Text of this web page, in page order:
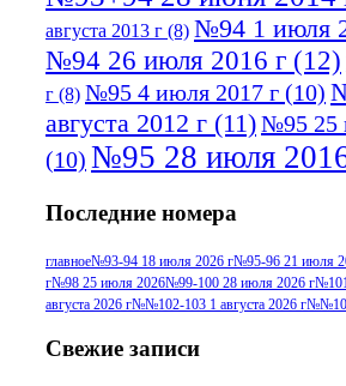
августа 2013 г (8) №94 1 июля
№94 26 июля 2016 г (12)
г (8) №95 4 июля 2017 г (10)
августа 2012 г (11)№95 25
(10) №95 28 июля
июля 2017 г(11)№96 9
г(13) №96 28 июля 2015 г(9)
июля 2014 г(10)№96+97
июля 2017 г
Последние номера
главное№93-94 18 июля 2026 г№95-96 21 июля
г№98 25 июля 2026№99-100 28 июля 2026 г
августа 2026 г№№102-103 1 августа 2026 г
Свежие записи